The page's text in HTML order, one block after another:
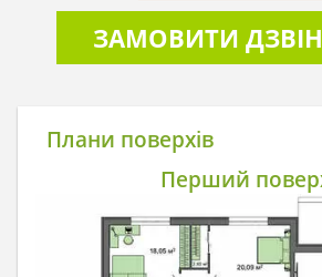
ЗАМОВИТИ
Плани поверхів
Перший